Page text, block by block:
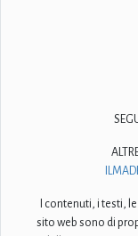
I contenuti, i testi,
sito web sono di